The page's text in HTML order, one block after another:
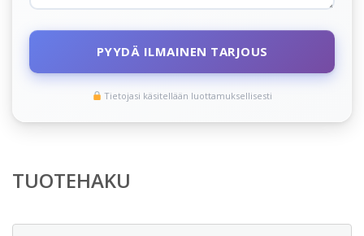
PYYDÄ ILMAINEN TARJOUS
Tietojasi käsitellään luottamuksellisesti
TUOTEHAKU